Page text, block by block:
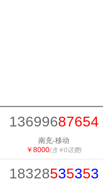
13699687654
南充-移动
￥8000(含￥0话费)
18328535353